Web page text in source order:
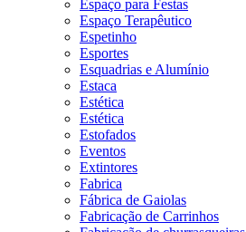
Espaço para Festas
Espaço Terapêutico
Espetinho
Esportes
Esquadrias e Alumínio
Estaca
Estética
Estética
Estofados
Eventos
Extintores
Fabrica
Fábrica de Gaiolas
Fabricação de Carrinhos